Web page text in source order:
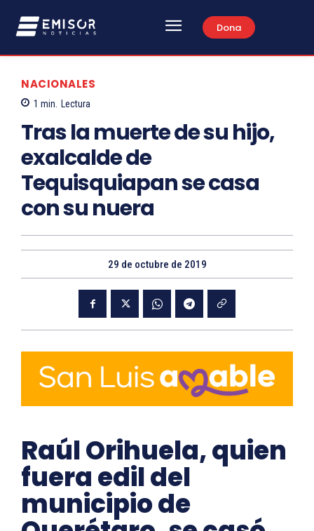
Dona
NACIONALES
1 min. Lectura
Tras la muerte de su hijo,
exalcalde de
Tequisquiapan se casa
con su nuera
29 de octubre de 2019
Raúl Orihuela, quien
fuera edil del
municipio de